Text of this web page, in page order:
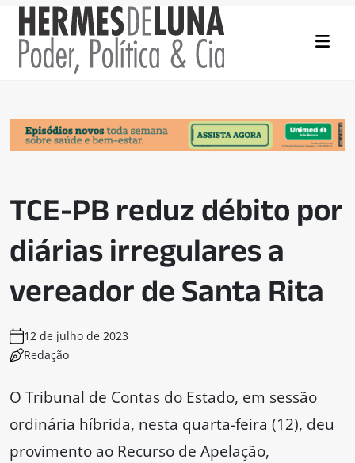
TCE-PB reduz débito por
diárias irregulares a
vereador de Santa Rita
12 de julho de 2023
Redação
O Tribunal de Contas do Estado, em sessão
ordinária híbrida, nesta quarta-feira (12), deu
provimento ao Recurso de Apelação,